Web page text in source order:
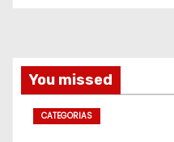
You missed
CATEGORIAS